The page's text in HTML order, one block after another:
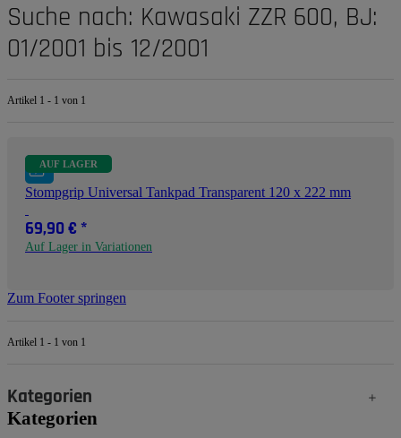
Suche nach: Kawasaki ZZR 600, BJ:
01/2001 bis 12/2001
Artikel 1 - 1 von 1
AUF LAGER
Stompgrip Universal Tankpad Transparent 120 x 222 mm
69,90 € *
Auf Lager in Variationen
Zum Footer springen
Artikel 1 - 1 von 1
Kategorien
Kategorien